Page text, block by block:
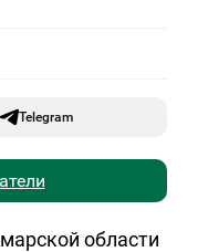
Telegram
области